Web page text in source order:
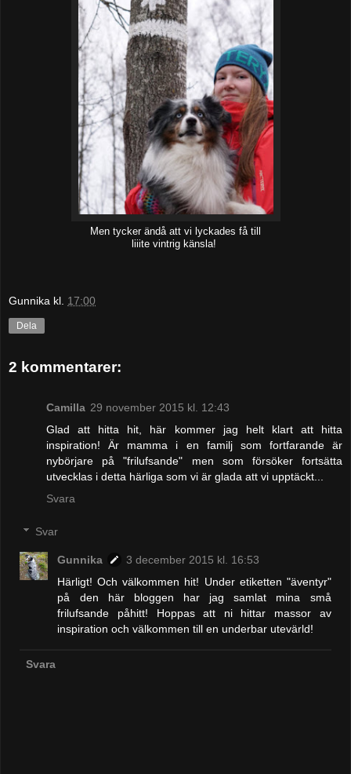
Men tycker ändå att vi lyckades få till
liiite vintrig känsla!
Gunnika kl. 17:00
Dela
2 kommentarer:
Camilla 29 november 2015 kl. 12:43
Glad att hitta hit, här kommer jag helt klart att hitta
inspiration! Är mamma i en familj som fortfarande är
nybörjare på "frilufsande" men som försöker fortsätta
utvecklas i detta härliga som vi är glada att vi upptäckt...
Svara
Svar
Gunnika
3 december 2015 kl. 16:53
Härligt! Och välkommen hit! Under etiketten "äventyr"
på den här bloggen har jag samlat mina små
frilufsande påhitt! Hoppas att ni hittar massor av
inspiration och välkommen till en underbar utevärld!
Svara